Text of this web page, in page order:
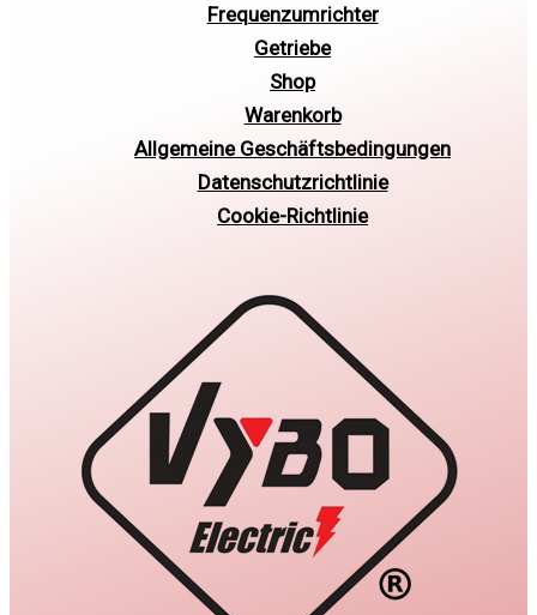
Frequenzumrichter
Getriebe
Shop
Warenkorb
Allgemeine Geschäftsbedingungen
Datenschutzrichtlinie
Cookie-Richtlinie